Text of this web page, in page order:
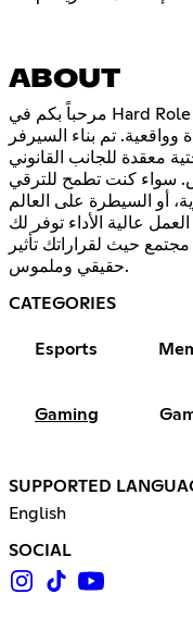
ABOUT
مرحباً بكم في Hard Role Legends CFW RP، الوجهة المثالية
وواقعية. تم بناء السيرفر
معقدة للجانب القانوني
سواء كنت تطمح للترقي
أو السيطرة على العالم
عالية الأداء توفر لك
حيث لقراراتك تأثير
حقيقي وملموس.
CATEGORIES
Esports
Gaming
SUPPORTED
English
SOCIAL